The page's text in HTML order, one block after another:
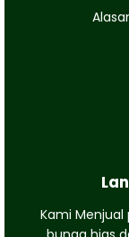
Kami